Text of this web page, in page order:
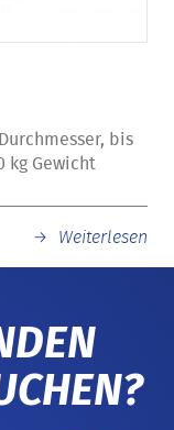
bis
kg Gewicht
Weiterlesen